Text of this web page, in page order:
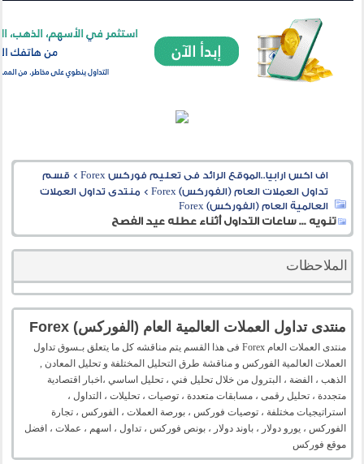
اف اكس ارابيا..الموقع الرائد فى تعليم فوركس Forex > قسم
تداول العملات العام (الفوركس) Forex
> منتدى تداول العملات
العالمية العام (الفوركس) Forex
تنويه ... ساعات التداول أثناء عطله عيد الفصح
الملاحظات
منتدى تداول العملات العالمية العام (الفوركس) Forex
منتدى العملات العام Forex فى هذا القسم يتم مناقشه كل ما يتعلق بـسوق تداول
العملات العالمية الفوركس و مناقشة طرق التحليل المختلفة و تحليل المعادن ,
الذهب ، الفضة ، البترول من خلال تحليل فني ، تحليل اساسي ،اخبار اقتصادية
متجددة ، تحليل رقمى ، مسابقات متعددة ، توصيات ، تحليلات ، التداول ،
استراتيجيات مختلفة ، توصيات فوركس ، بورصة العملات ، الفوركس ، تجارة
الفوركس ، يورو دولار ، باوند دولار ، بونص فوركس ، تداول ، اسهم ، عملات ، افضل
موقع فوركس